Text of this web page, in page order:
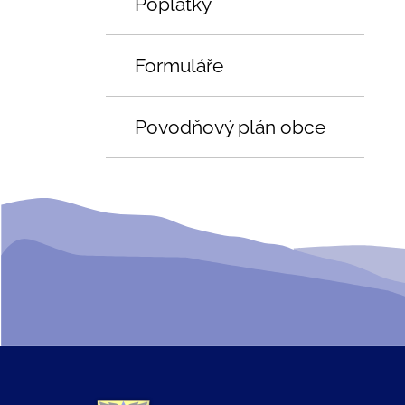
Formuláře
Povodňový plán obce